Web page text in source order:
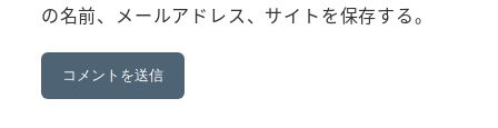
の名前、メールアドレス、サイトを保存する。